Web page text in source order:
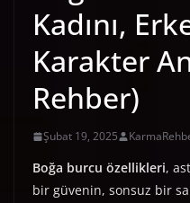
Kadını,
Karakter
Rehber)
Şubat 19, 2025
Boğa burcu özellikleri,
bir güvenin, sonsuz bir